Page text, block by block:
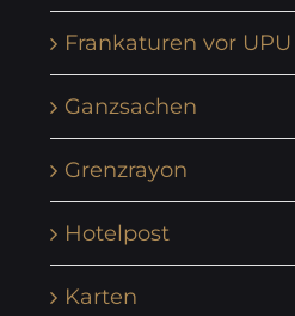
Frankaturen vor UPU
Ganzsachen
Grenzrayon
Hotelpost
Karten